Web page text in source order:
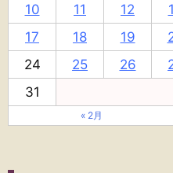
10
11 12
17
18 19
24
25 26
31
« 2月